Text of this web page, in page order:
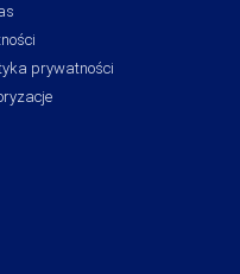
prywatności